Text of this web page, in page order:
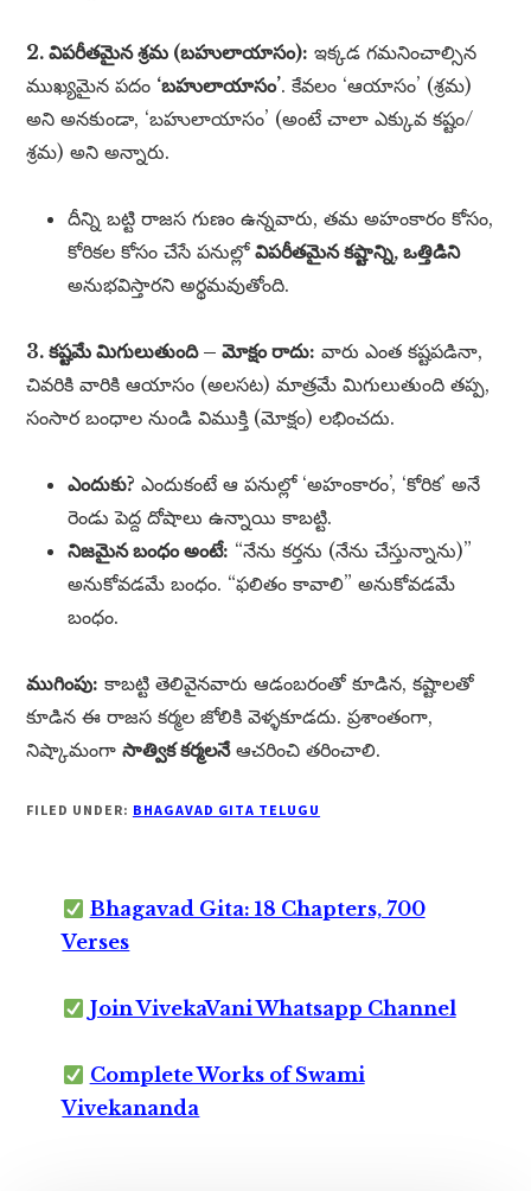
2. విపరీతమైన శ్రమ (బహులాయాసం): ఇక్కడ గమనించాల్సిన
ముఖ్యమైన పదం ‘బహులాయాసం’. కేవలం ‘ఆయాసం’ (శ్రమ)
అని అనకుండా, ‘బహులాయాసం’ (అంటే చాలా ఎక్కువ కష్టం/
శ్రమ) అని అన్నారు.
దీన్ని బట్టి రాజస గుణం ఉన్నవారు, తమ అహంకారం కోసం,
కోరికల కోసం చేసే పనుల్లోవిపరీతమైన కష్టాన్ని, ఒత్తిడిని
అనుభవిస్తారని అర్థమవుతోంది.
3. కష్టమే మిగులుతుంది – మోక్షం రాదు: వారు ఎంత కష్టపడినా,
చివరికి వారికి ఆయాసం (అలసట) మాత్రమే మిగులుతుంది తప్ప,
సంసార బంధాల నుండి విముక్తి (మోక్షం) లభించదు.
ఎందుకు? ఎందుకంటే ఆ పనుల్లో ‘అహంకారం’, ‘కోరిక’ అనే
రెండు పెద్ద దోషాలు ఉన్నాయి కాబట్టి.
నిజమైన బంధం అంటే: “నేను కర్తను (నేను చేస్తున్నాను)”
అనుకోవడమే బంధం. “ఫలితం కావాలి” అనుకోవడమే
బంధం.
ముగింపు: కాబట్టి తెలివైనవారు ఆడంబరంతో కూడిన, కష్టాలతో
కూడిన ఈ రాజస కర్మల జోలికి వెళ్ళకూడదు. ప్రశాంతంగా,
నిష్కామంగాసాత్విక కర్మలనేఆచరించి తరించాలి.
FILED UNDER: BHAGAVAD GITA TELUGU
Bhagavad Gita: 18 Chapters, 700
Verses
Join VivekaVani Whatsapp Channel
Complete Works of Swami
Vivekananda